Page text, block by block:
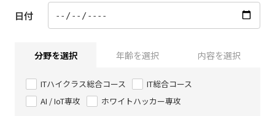
日付
分野を選択 年齢を選択 内容を選択
ITハイクラス総合コース
IT総合コース
AI / IoT専攻
ホワイトハッカー専攻